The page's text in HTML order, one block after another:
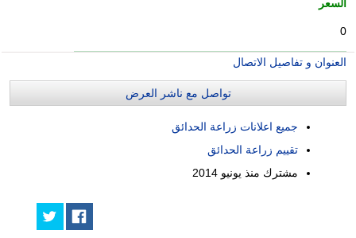
السعر
0
العنوان و تفاصيل الاتصال
تواصل مع ناشر العرض
جميع اعلانات زراعة الحدائق
تقييم زراعة الحدائق
مشترك منذ يونيو 2014